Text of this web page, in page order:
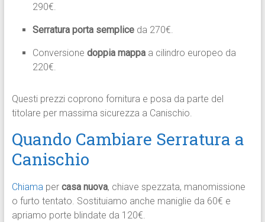
290€.
Serratura porta sempliceda 270€.
Conversione doppia mappaa cilindro europeo da
220€.​
Questi prezzi coprono fornitura e posa da parte del
titolare per massima sicurezza a Canischio.
Quando Cambiare Serratura a
Canischio
Chiamaper casa nuova, chiave spezzata, manomissione
o furto tentato. Sostituiamo anche maniglie da 60€ e
apriamo porte blindate da 120€.​